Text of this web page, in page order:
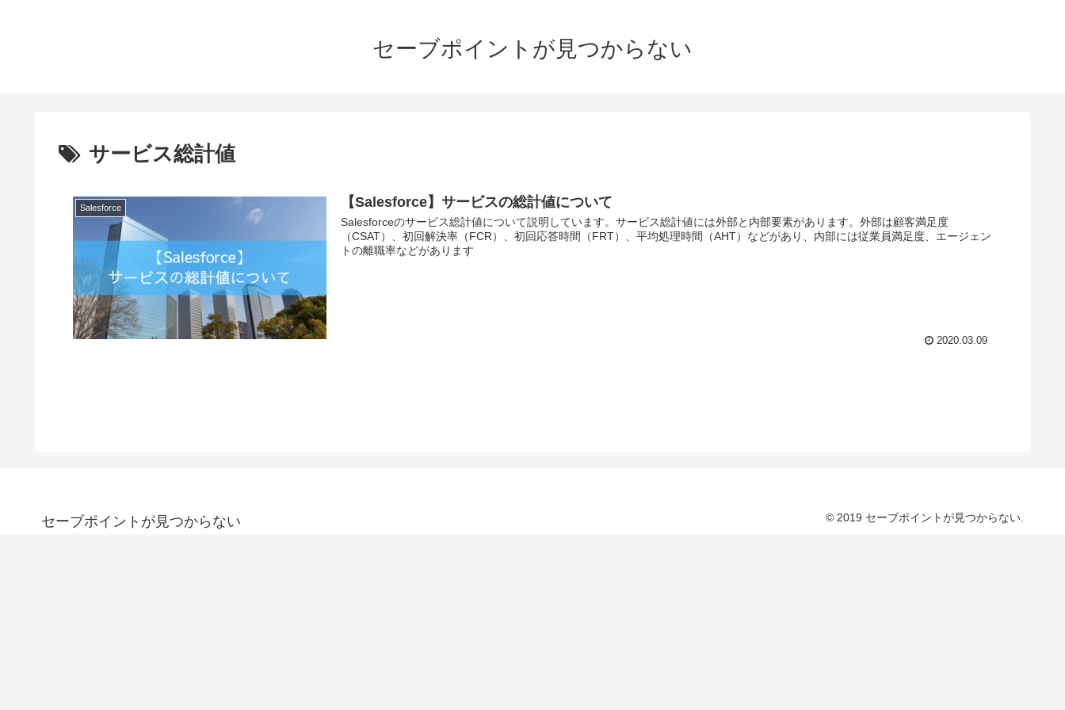
セーブポイントが見つからない
サービス総計値
Salesforce 【Salesforce】サービスの総計値について
Salesforceのサービス総計値について説明しています。サービス総計値には外部と内部要素があります。外部は顧客満足度
（CSAT）、初回解決率（FCR）、初回応答時間（FRT）、平均処理時間（AHT）などがあり、内部には従業員満足度、エージェン
トの離職率などがあります
2020.03.09
セーブポイントが見つからない © 2019 セーブポイントが見つからない.